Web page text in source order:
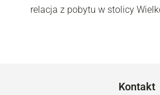
relacja z pobytu w stolicy
Kontakt